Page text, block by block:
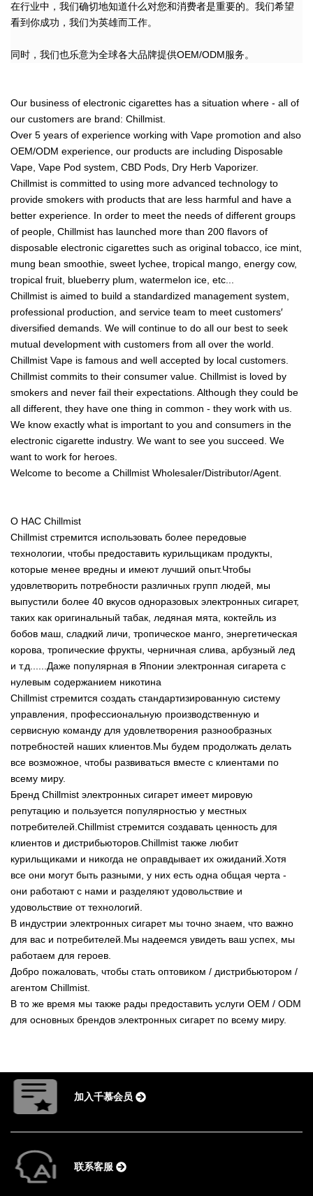
在行业中，我们确切地知道什么对您和消费者是重要的。我们希望
看到你成功 ， 我们为英雄而工作。
同时 ， 我们也乐意为全球各大品牌提供OEM/ODM服务。
Our business of electronic cigarettes has a situation where - all of
our customers are brand: Chillmist.
Over 5 years of experience working with Vape promotion and also
OEM/ODM experience, our products are including Disposable
Vape, Vape Pod system, CBD Pods, Dry Herb Vaporizer.
Chillmist is committed to using more advanced technology to
provide smokers with products that are less harmful and have a
better experience. In order to meet the needs of different groups
of people, Chillmist has launched more than 200 flavors of
disposable electronic cigarettes such as original tobacco, ice mint,
mung bean smoothie, sweet lychee, tropical mango, energy cow,
tropical fruit, blueberry plum, watermelon ice, etc...
Chillmist is aimed to build a standardized management system,
professional production, and service team to meet customers′
diversified demands. We will continue to do all our best to seek
mutual development with customers from all over the world.
Chillmist Vape is famous and well accepted by local customers.
Chillmist commits to their consumer value. Chillmist is loved by
smokers and never fail their expectations. Although they could be
all different, they have one thing in common - they work with us.
We know exactly what is important to you and consumers in the
electronic cigarette industry. We want to see you succeed. We
want to work for heroes.
Welcome to become a Chillmist Wholesaler/Distributor/Agent.
О НАС Chillmist
Chillmist стремится использовать более передовые
технологии, чтобы предоставить курильщикам продукты,
которые менее вредны и имеют лучший опыт.Чтобы
удовлетворить потребности различных групп людей, мы
выпустили более 40 вкусов одноразовых электронных сигарет,
таких как оригинальный табак, ледяная мята, коктейль из
бобов маш, сладкий личи, тропическое манго, энергетическая
корова, тропические фрукты, черничная слива, арбузный лед
и т.д......Даже популярная в Японии электронная сигарета с
нулевым содержанием никотина
Chillmist стремится создать стандартизированную систему
управления, профессиональную производственную и
сервисную команду для удовлетворения разнообразных
потребностей наших клиентов.Мы будем продолжать делать
все возможное, чтобы развиваться вместе с клиентами по
всему миру.
Бренд Chillmist электронных сигарет имеет мировую
репутацию и пользуется популярностью у местных
потребителей.Chillmist стремится создавать ценность для
клиентов и дистрибьюторов.Chillmist также любит
курильщиками и никогда не оправдывает их ожиданий.Хотя
все они могут быть разными, у них есть одна общая черта -
они работают с нами и разделяют удовольствие и
удовольствие от технологий.
В индустрии электронных сигарет мы точно знаем, что важно
для вас и потребителей.Мы надеемся увидеть ваш успех, мы
работаем для героев.
Добро пожаловать, чтобы стать оптовиком / дистрибьютором /
агентом Chillmist.
В то же время мы также рады предоставить услуги OEM / ODM
для основных брендов электронных сигарет по всему миру.
加入千慕会员
联系客服